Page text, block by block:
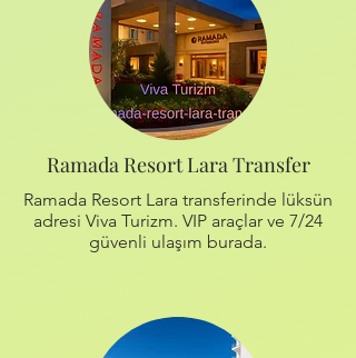
Ramada Resort Lara Transfer
Ramada Resort Lara transferinde lüksün
adresi Viva Turizm. VIP araçlar ve 7/24
güvenli ulaşım burada.